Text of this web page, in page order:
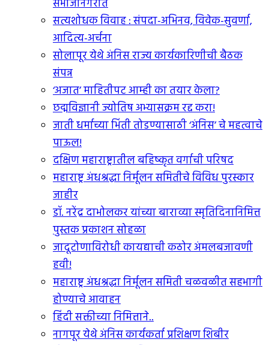
संभाजीनगरात
सत्यशोधक विवाह : संपदा-अभिनव, विवेक-सुवर्णा,
आदित्य-अर्चना
सोलापूर येथे अंनिस राज्य कार्यकारिणीची बैठक
संपन्न
‘अजात’ माहितीपट आम्ही का तयार केला?
छद्मविज्ञानी ज्योतिष अभ्यासक्रम रद्द करा!
जाती धर्माच्या भिंती तोडण्यासाठी ‘अंनिस’ चे महत्वाचे
पाऊल!
दक्षिण महाराष्ट्रातील बहिष्कृत वर्गाची परिषद
महाराष्ट्र अंधश्रद्धा निर्मूलन समितीचे विविध पुरस्कार
जाहीर
डॉ. नरेंद्र दाभोलकर यांच्या बाराव्या स्मृतिदिनानिमित्त
पुस्तक प्रकाशन सोहळा
जादूटोणाविरोधी कायद्याची कठोर अंमलबजावणी
हवी!
महाराष्ट्र अंधश्रद्धा निर्मूलन समिती चळवळीत सहभागी
होण्याचे आवाहन
हिंदी सक्तीच्या निमित्ताने..
नागपूर येथे अंनिस कार्यकर्ता प्रशिक्षण शिबीर